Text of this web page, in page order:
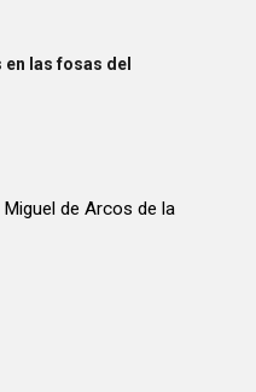
las fosas del
de Arcos de la